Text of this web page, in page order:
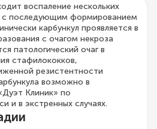
воспаление нескольких
с последующим формированием
карбункул проявляется в
с очагом некроза
патологический очаг в
стафилококков,
резистентности
возможно в
Клиник» по
и в экстренных случаях.